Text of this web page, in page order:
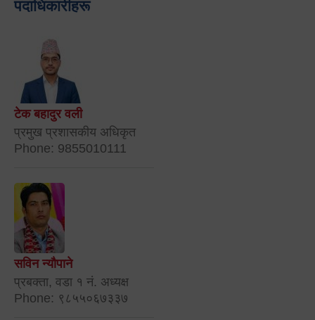
पदाधिकारीहरू
टेक बहादुर वली
प्रमुख प्रशासकीय अधिकृत
Phone: 9855010111
सविन न्यौपाने
प्रबक्ता, वडा १ नं. अध्यक्ष
Phone: ९८५५०६७३३७